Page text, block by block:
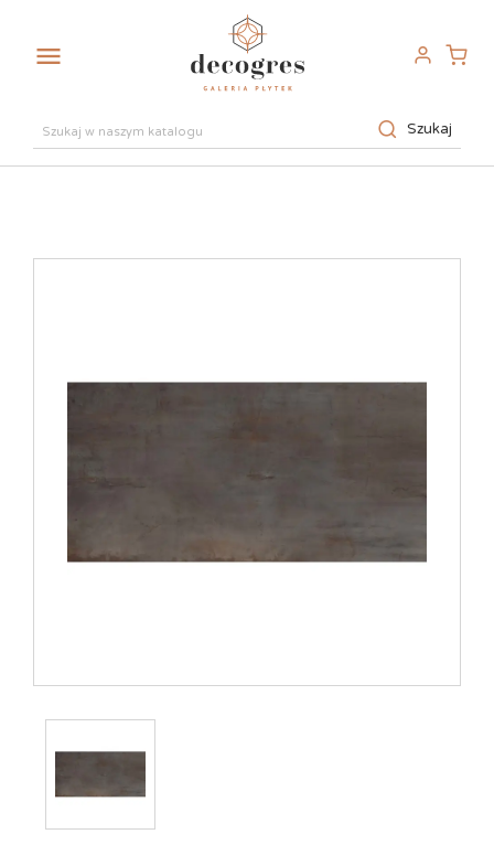

Szukaj